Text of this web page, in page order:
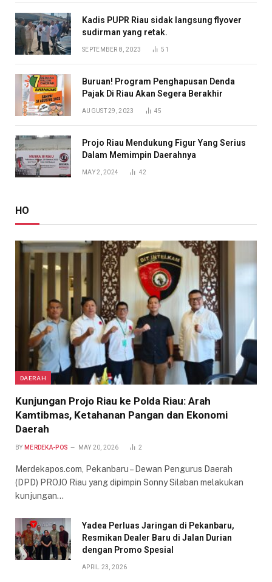
Kadis PUPR Riau sidak langsung flyover
sudirman yang retak.
SEPTEMBER 8, 2023 51
Buruan! Program Penghapusan Denda
Pajak Di Riau Akan Segera Berakhir
AUGUST 29, 2023 45
Projo Riau Mendukung Figur Yang Serius
Dalam Memimpin Daerahnya
MAY 2, 2024 42
HO
DAERAH
Kunjungan Projo Riau ke Polda Riau: Arah
Kamtibmas, Ketahanan Pangan dan Ekonomi
Daerah
BY MERDEKA-POS MAY 20, 2026 2
Merdekapos.com, Pekanbaru – Dewan Pengurus Daerah
(DPD) PROJO Riau yang dipimpin Sonny Silaban melakukan
kunjungan…
Yadea Perluas Jaringan di Pekanbaru,
Resmikan Dealer Baru di Jalan Durian
dengan Promo Spesial
APRIL 23, 2026